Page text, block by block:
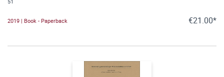
2019 | Book - Paperback €21.00*